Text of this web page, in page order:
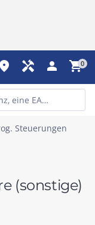
place handyman person shopping_cart0
Steuerungen
(sonstige)